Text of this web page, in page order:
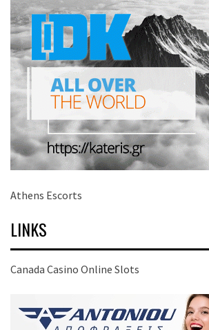
Athens Escorts
LINKS
Canada Casino Online Slots